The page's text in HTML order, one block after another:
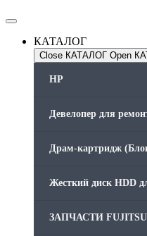
Оргтехника /
Память для принтера
Печатающая головка
Ремонт принтера.
Скрепки для
Средства для
КАТАЛОГ
Close КАТАЛОГ Open
HP
Девелопер для
Драм-картридж
Жесткий диск HDD
ЗАПЧАСТИ FUJITSU